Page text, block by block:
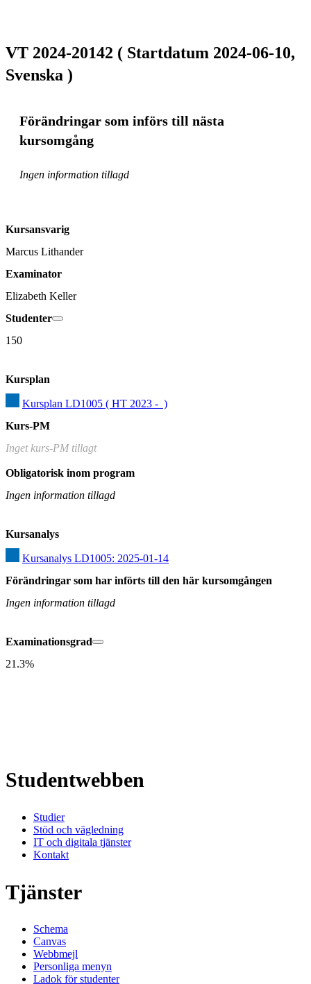
VT 2024-20142 ( Startdatum 2024-06-10,
Svenska )
Förändringar som införs till nästa
kursomgång
Ingen information tillagd
Kursansvarig
Marcus Lithander
Examinator
Elizabeth Keller
Studenter
150
Kursplan
Kursplan LD1005 ( HT 2023 -  )
Kurs-PM
Inget kurs-PM tillagt
Obligatorisk inom program
Ingen information tillagd
Kursanalys
Kursanalys LD1005: 2025-01-14
Förändringar som har införts till den här kursomgången
Ingen information tillagd
Examinationsgrad
21.3%
Studentwebben
Studier
Stöd och vägledning
IT och digitala tjänster
Kontakt
Tjänster
Schema
Canvas
Webbmejl
Personliga menyn
Ladok för studenter